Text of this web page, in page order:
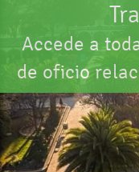
Accede a
de oficio